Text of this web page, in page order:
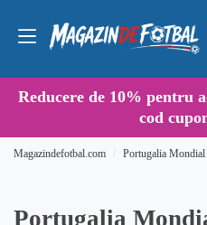
Reducere de 10% pentru
cod
Magazindefotbal.com Portugalia
Portugalia